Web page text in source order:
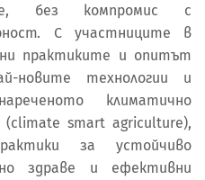
без компромис с
С участниците в
практиките и опитът
новите технологии и
климатично
smart agriculture),
за устойчиво
здраве и ефективни